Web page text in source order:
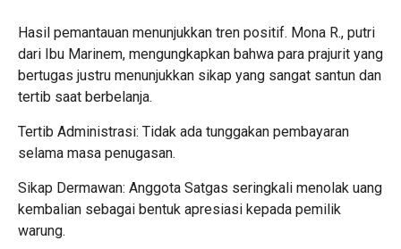
​Hasil pemantauan menunjukkan tren positif. Mona R., putri
dari Ibu Marinem, mengungkapkan bahwa para prajurit yang
bertugas justru menunjukkan sikap yang sangat santun dan
tertib saat berbelanja.
​Tertib Administrasi: Tidak ada tunggakan pembayaran
selama masa penugasan.
​Sikap Dermawan: Anggota Satgas seringkali menolak uang
kembalian sebagai bentuk apresiasi kepada pemilik
warung.